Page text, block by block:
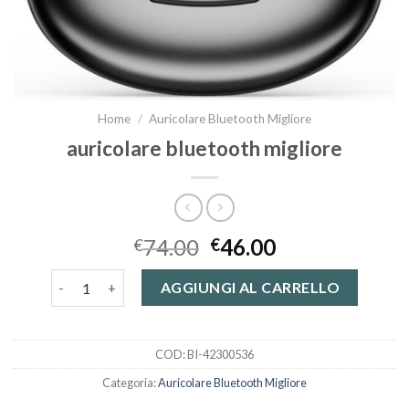
Home / Auricolare Bluetooth Migliore
auricolare bluetooth migliore
€74.00 €46.00
auricolare bluetooth migliore quantità
AGGIUNGI AL CARRELLO
COD:BI-42300536
Categoria:Auricolare Bluetooth Migliore